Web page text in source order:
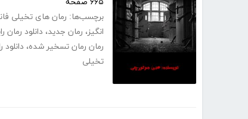
۶۶۵ صفحه
برچسب‌ها: رمان های تخیلی
انگیز، رمان جدید، دانلود رمان
رمان رمان تسخیر شده،
تخیلی